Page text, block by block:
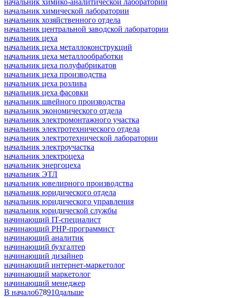
начальник химической лаборатории
начальник хозяйственного отдела
начальник центральной заводской лаборатории
начальник цеха
начальник цеха металлоконструкций
начальник цеха металлообработки
начальник цеха полуфабрикатов
начальник цеха производства
начальник цеха розлива
начальник цеха фасовки
начальник швейного производства
начальник экономического отдела
начальник электромонтажного участка
начальник электротехнического отдела
начальник электротехнической лаборатории
начальник электроучастка
начальник электроцеха
начальник энергоцеха
начальник ЭТЛ
начальник ювелирного производства
начальник юридического отдела
начальник юридического управления
начальник юридической службы
начинающий IT-специалист
начинающий PHP-программист
начинающий аналитик
начинающий бухгалтер
начинающий дизайнер
начинающий интернет-маркетолог
начинающий маркетолог
начинающий менеджер
В начало678910дальше